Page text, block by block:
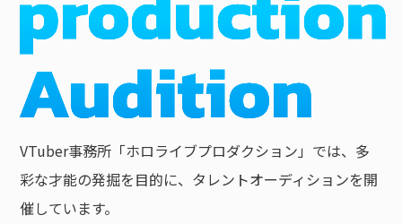
VTuber事務所「ホロライブプロダクション」では、多
彩な才能の発掘を目的に、タレントオーディションを開
催しています。